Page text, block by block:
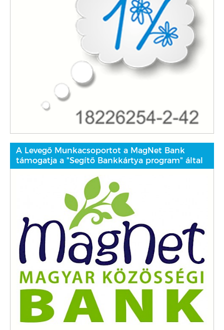
A Levegő Munkacsoportot a MagNet Bank
támogatja a "Segítő Bankkártya program" által